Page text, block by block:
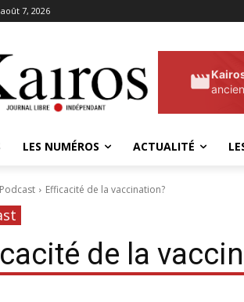
7, 2026
LES NUMÉROS ACTUALITÉ
Podcast Efficacité de la vaccination?
de la